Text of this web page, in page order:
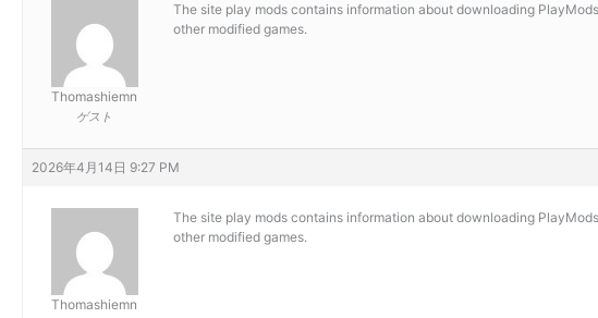
Thomashiemn
ゲスト
The site play mods contains information about downloading
other modified games.
2026年4月14日 9:27 PM
Thomashiemn
The site play mods contains information about downloading
other modified games.